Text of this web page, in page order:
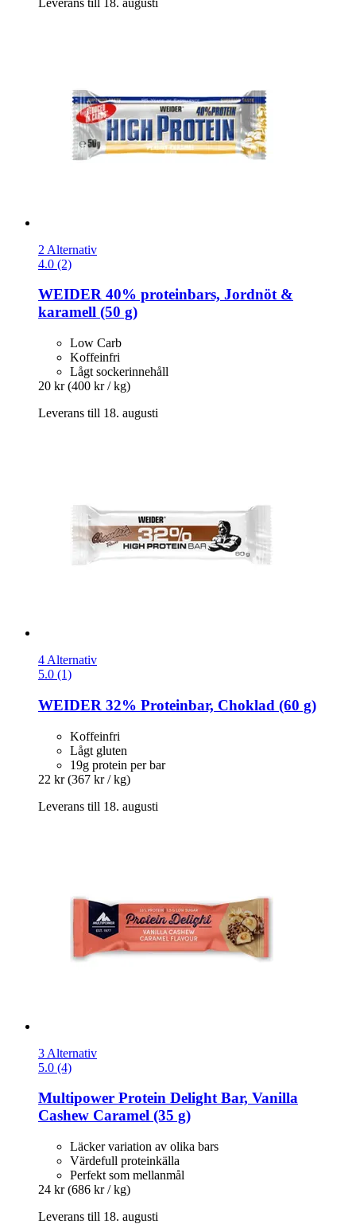
2 Alternativ
4.0 (2)
WEIDER 40% proteinbars, Jordnöt &
karamell (50 g)
Low Carb
Koffeinfri
Lågt sockerinnehåll
20 kr (400 kr / kg)
Leverans till 18. augusti
4 Alternativ
5.0 (1)
WEIDER 32% Proteinbar, Choklad (60 g)
Koffeinfri
Lågt gluten
19g protein per bar
22 kr (367 kr / kg)
Leverans till 18. augusti
3 Alternativ
5.0 (4)
Multipower Protein Delight Bar, Vanilla
Cashew Caramel (35 g)
Läcker variation av olika bars
Värdefull proteinkälla
Perfekt som mellanmål
24 kr (686 kr / kg)
Leverans till 18. augusti